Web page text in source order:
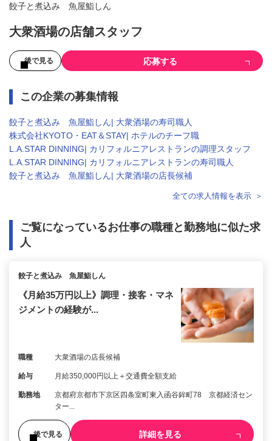
餃子と煮込み 魚屋鮨しん
大衆酒場の店舗スタッフ
後で見る 応募する
この企業の募集情報
餃子と煮込み 魚屋鮨しん| 大衆酒場の寿司職人
株式会社KYOTO・EAT＆STAY| ホテルのチーフ職
L.A.STAR DINNING| カリフォルニアレストランの調理スタッフ
L.A.STAR DINNING| カリフォルニアレストランの寿司職人
餃子と煮込み 魚屋鮨しん| 大衆酒場の店長候補
全ての求人情報を表示
ご覧になっているお仕事の職種と勤務地に似た求
人
餃子と煮込み 魚屋鮨しん
《月給35万円以上》調理・接客・マネ
ジメントの経験が...
職種 大衆酒場の店長候補
給与 月給350,000円以上＋交通費全額支給
勤務地
京都府京都市下京区四条室町東入函谷鉾町78 京都経済セン
ター...
後で見る 詳細を見る